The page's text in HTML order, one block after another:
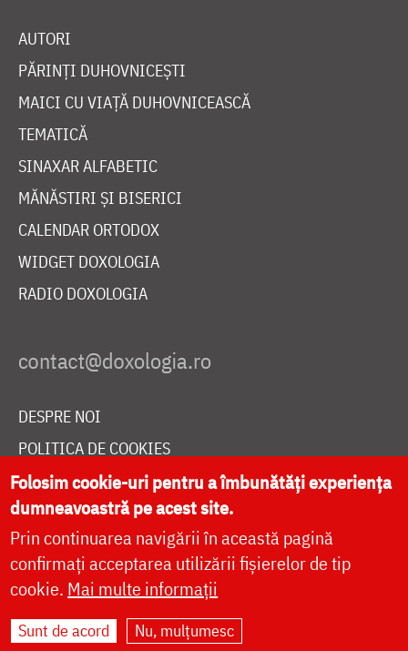
AUTORI
PĂRINȚI DUHOVNICEȘTI
MAICI CU VIAȚĂ DUHOVNICEASCĂ
TEMATICĂ
SINAXAR ALFABETIC
MĂNĂSTIRI ȘI BISERICI
CALENDAR ORTODOX
WIDGET DOXOLOGIA
RADIO DOXOLOGIA
DESPRE NOI
POLITICA DE COOKIES
DONEAZĂ ONLINE PENTRU CATEDRALA NAȚIONALĂ
LIVE
Site dezvoltat deDOXOLOGIA MEDIA
Folosim cookie-uri pentru a îmbunătăți experiența
dumneavoastră pe acest site.
Prin continuarea navigării în această pagină
confirmați acceptarea utilizării fișierelor de tip
cookie. Mai multe informații
Sunt de acord Nu, mulțumesc